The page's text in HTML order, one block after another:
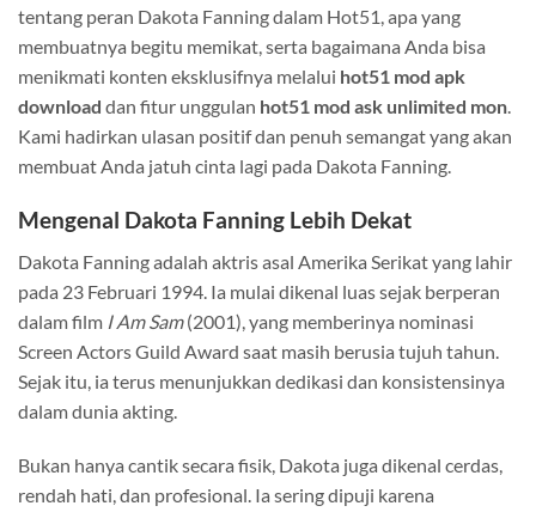
tentang peran Dakota Fanning dalam Hot51, apa yang
membuatnya begitu memikat, serta bagaimana Anda bisa
menikmati konten eksklusifnya melalui hot51 mod apk
download dan fitur unggulan hot51 mod ask unlimited mon.
Kami hadirkan ulasan positif dan penuh semangat yang akan
membuat Anda jatuh cinta lagi pada Dakota Fanning.
Mengenal Dakota Fanning Lebih Dekat
Dakota Fanning adalah aktris asal Amerika Serikat yang lahir
pada 23 Februari 1994. Ia mulai dikenal luas sejak berperan
dalam film I Am Sam(2001), yang memberinya nominasi
Screen Actors Guild Award saat masih berusia tujuh tahun.
Sejak itu, ia terus menunjukkan dedikasi dan konsistensinya
dalam dunia akting.
Bukan hanya cantik secara fisik, Dakota juga dikenal cerdas,
rendah hati, dan profesional. Ia sering dipuji karena